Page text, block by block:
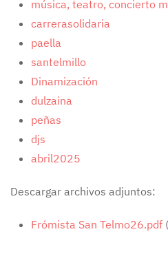
música, teatro, concierto
carrerasolidaria
paella
santelmillo
Dinamización
dulzaina
peñas
djs
abril2025
Descargar archivos adjuntos:
Frómista San Telmo26.pdf